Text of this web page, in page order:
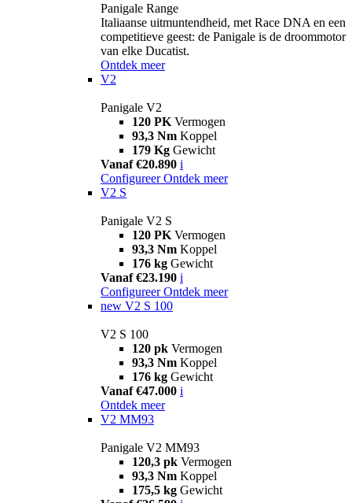
Panigale Range
Italiaanse uitmuntendheid, met Race DNA en een
competitieve geest: de Panigale is de droommotor
van elke Ducatist.
Ontdek meer
V2
Panigale V2
120 PK Vermogen
93,3 Nm Koppel
179 Kg Gewicht
Vanaf €20.890 i
Configureer Ontdek meer
V2 S
Panigale V2 S
120 PK Vermogen
93,3 Nm Koppel
176 kg Gewicht
Vanaf €23.190 i
Configureer Ontdek meer
new V2 S 100
V2 S 100
120 pk Vermogen
93,3 Nm Koppel
176 kg Gewicht
Vanaf €47.000 i
Ontdek meer
V2 MM93
Panigale V2 MM93
120,3 pk Vermogen
93,3 Nm Koppel
175,5 kg Gewicht